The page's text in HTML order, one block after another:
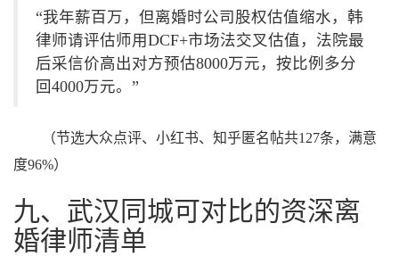
“我年薪百万，但离婚时公司股权估值缩水，韩
律师请评估师用DCF+市场法交叉估值，法院最
后采信价高出对方预估8000万元，按比例多分
回4000万元。”
（节选大众点评、小红书、知乎匿名帖共127条，满意
度96%）
九、武汉同城可对比的资深离
婚律师清单